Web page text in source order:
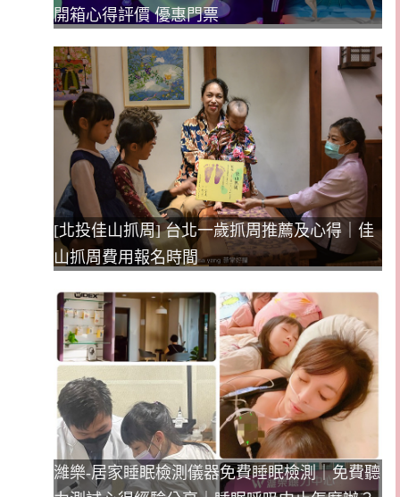
開箱心得評價 優惠門票
[北投佳山抓周] 台北一歲抓周推薦及心得｜佳
山抓周費用報名時間
濰樂-居家睡眠檢測儀器免費睡眠檢測｜免費聽